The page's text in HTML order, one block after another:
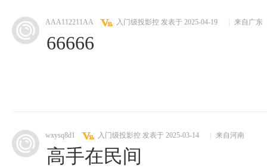
AAA112211AA 入门级投影控 发表于 2025-04-19 来自广东
66666
wxysq8d1 入门级投影控 发表于 2025-03-14 来自河南
高手在民间